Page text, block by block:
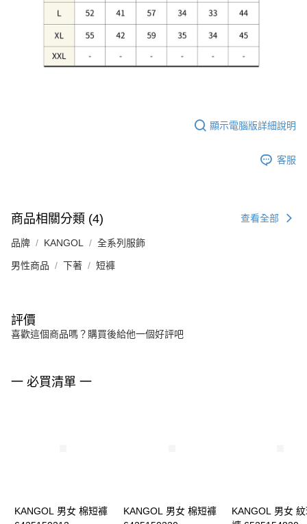
顯示電腦版詳細說明
客服
商品相關分類 (4) 查看全部
品牌 KANGOL 全系列服飾
男性商品 下著 短褲
評價
喜歡這個商品嗎？購買後給他一個好評吧
一 必買清單 一
KANGOL 男女 棉短褲
KANGOL 男女 棉短褲
KANGOL 男女